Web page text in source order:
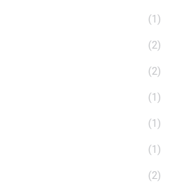
(1)
(2)
(2)
(1)
(1)
(1)
(2)